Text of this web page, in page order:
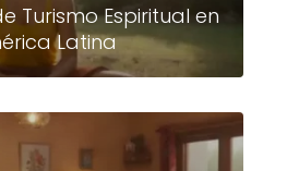
Turismo Espiritual en
Latina